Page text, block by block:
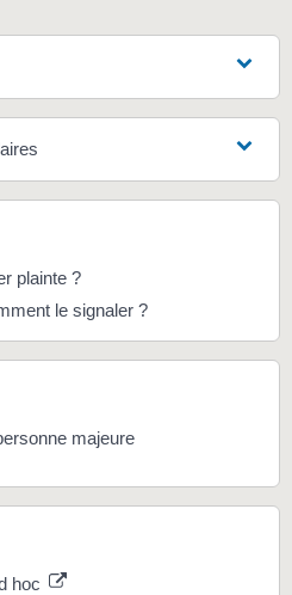
plainte ?
le signaler ?
majeure
hoc